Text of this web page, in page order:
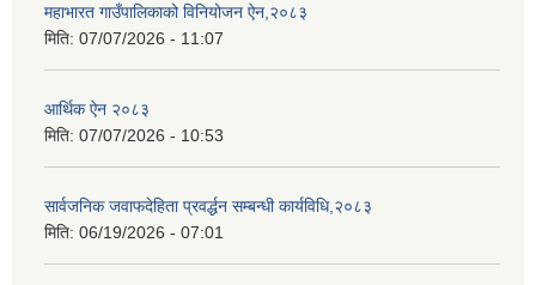
महाभारत गाउँपालिकाको विनियोजन ऐन,२०८३
मिति: 07/07/2026 - 11:07
आर्थिक ऐन २०८३
मिति: 07/07/2026 - 10:53
सार्वजनिक जवाफदेहिता प्रवर्द्धन सम्बन्धी कार्यविधि,२०८३
मिति: 06/19/2026 - 07:01